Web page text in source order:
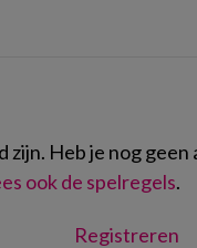
Heb je nog geen
ook de spelregels.
Registreren